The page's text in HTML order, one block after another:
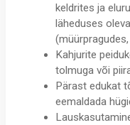
keldrites ja
läheduses
Kahjurite
tolmuga või
Pärast edukat
eemaldada